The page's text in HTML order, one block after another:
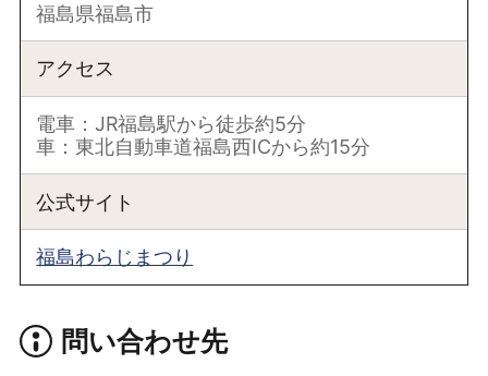
福島県福島市
アクセス
電車：JR福島駅から徒歩約5分
車：東北自動車道福島西ICから約15分
公式サイト
福島わらじまつり
問い合わせ先